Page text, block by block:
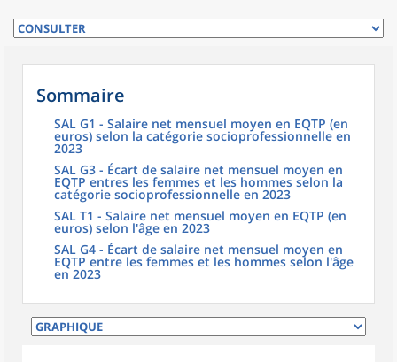
Sommaire
SAL G1 - Salaire net mensuel moyen en EQTP (en
euros) selon la catégorie socioprofessionnelle en
2023
SAL G3 - Écart de salaire net mensuel moyen en
EQTP entres les femmes et les hommes selon la
catégorie socioprofessionnelle en 2023
SAL T1 - Salaire net mensuel moyen en EQTP (en
euros) selon l'âge en 2023
SAL G4 - Écart de salaire net mensuel moyen en
EQTP entre les femmes et les hommes selon l'âge
en 2023